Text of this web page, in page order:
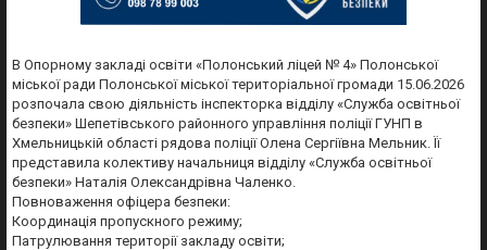
В Опорному закладі освіти «Полонський ліцей № 4» Полонської
міської ради Полонської міської територіальної громади 15.06.2026
розпочала свою діяльність інспекторка відділу «Служба освітньої
безпеки» Шепетівського районного управління поліції ГУНП в
Хмельницькій області рядова поліції Олена Сергіївна Мельник. Її
представила колективу начальниця відділу «Служба освітньої
безпеки» Наталія Олександрівна Чаленко.
Повноваження офіцера безпеки:
Координація пропускного режиму;
Патрулювання території закладу освіти;